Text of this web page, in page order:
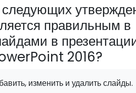
следующих
правильным в
в
2016?
изменить и удалить слайды.